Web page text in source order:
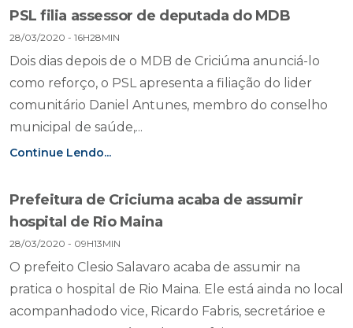
PSL filia assessor de deputada do MDB
28/03/2020 - 16H28MIN
Dois dias depois de o MDB de Criciúma anunciá-lo
como reforço, o PSL apresenta a filiação do lider
comunitário Daniel Antunes, membro do conselho
municipal de saúde,...
Continue Lendo...
Prefeitura de Criciuma acaba de assumir
hospital de Rio Maina
28/03/2020 - 09H13MIN
O prefeito Clesio Salavaro acaba de assumir na
pratica o hospital de Rio Maina. Ele está ainda no local
acompanhadodo vice, Ricardo Fabris, secretárioe e